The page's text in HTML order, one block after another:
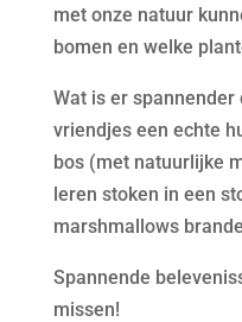
met onze natuur
bomen en welke
Wat is er
vriendjes een echte
bos (met natuurlijke
leren stoken in een
marshmallows
Spannende
missen!